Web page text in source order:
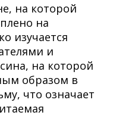
на которой
на
изучается
и
на которой
образом в
что означает